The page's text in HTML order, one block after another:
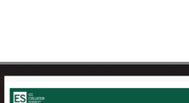
de agua inteligentes,
de control de agua,